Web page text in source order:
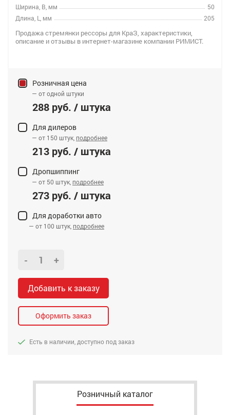
Ширина, B, мм
50
Длина, L, мм
205
Продажа стремянки рессоры для КраЗ, характеристики,
описание и отзывы в интернет-магазине компании РИМИСТ.
Розничная цена
— от одной штуки
288 руб. / штука
Для дилеров
— от 150 штук, подробнее
213 руб. / штука
Дропшиппинг
— от 50 штук, подробнее
273 руб. / штука
Для доработки авто
— от 100 штук, подробнее
- +
Добавить к заказу
Оформить заказ
Есть в наличии, доступно под заказ
Розничный каталог